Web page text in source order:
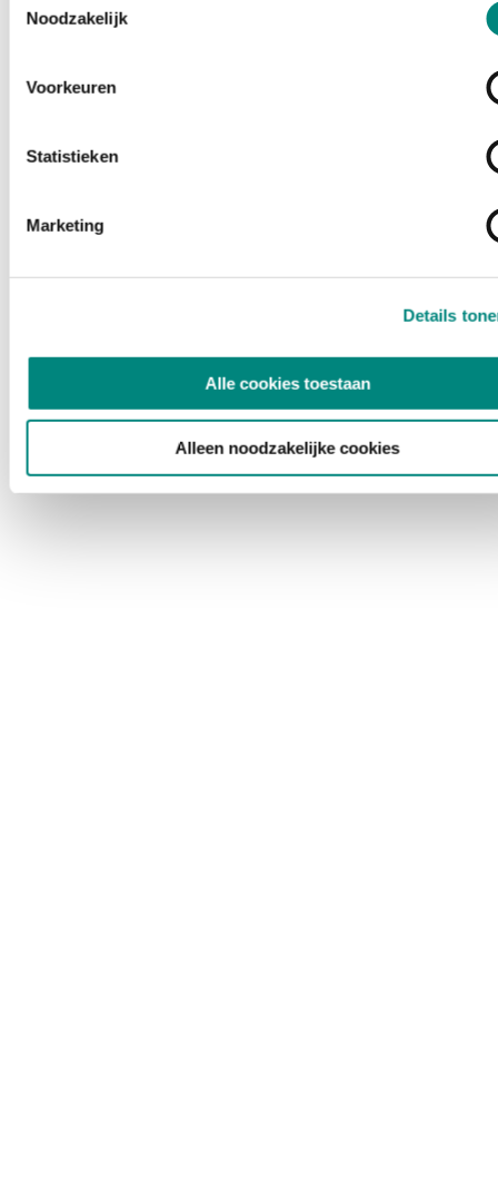
Noodzakelijk
Voorkeuren
Statistieken
Marketing
Details
Alle cookies toestaan
Alleen noodzakelijke cookies